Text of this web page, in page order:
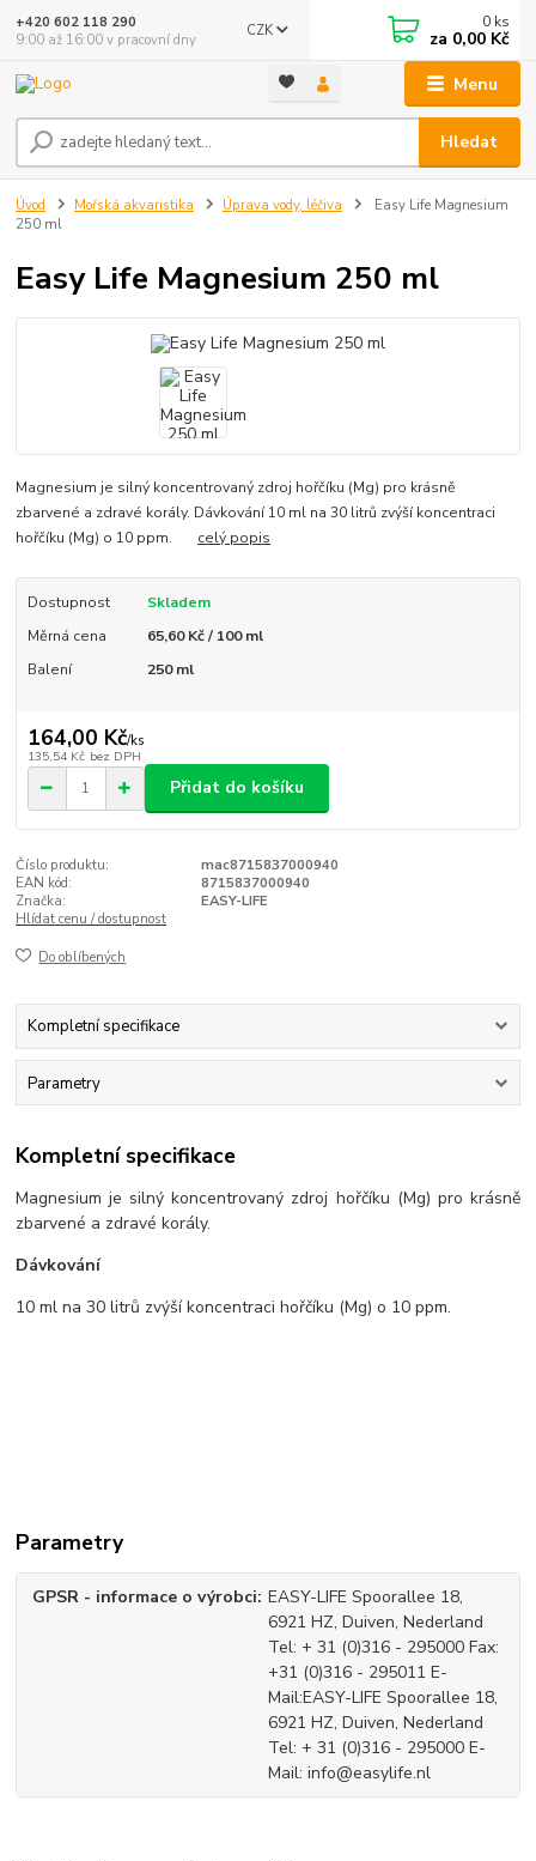
Menu
CZK
Hledat
+420 602 118 290
9:00 až 16:00 v pracovní dny
0 ks
za 0,00 Kč
Úvod Mořská akvaristika Úprava vody, léčiva
Easy Life Magnesium
250 ml
Easy Life Magnesium 250 ml
Magnesium je silný koncentrovaný zdroj hořčíku (Mg) pro krásně
zbarvené a zdravé korály. Dávkování 10 ml na 30 litrů zvýší koncentraci
hořčíku (Mg) o 10 ppm. celý popis
Dostupnost
Skladem
Měrná cena
65,60 Kč / 100 ml
Balení
250 ml
164,00 Kč/ks
135,54 Kč bez DPH
Přidat do košíku
Číslo produktu:
mac8715837000940
EAN kód:
8715837000940
Značka:
EASY-LIFE
Hlídat cenu / dostupnost
Do oblíbených
Kompletní specifikace
Parametry
Kompletní specifikace
Magnesium je silný koncentrovaný zdroj hořčíku (Mg) pro krásně
zbarvené a zdravé korály.
Dávkování
10 ml na 30 litrů zvýší koncentraci hořčíku (Mg) o 10 ppm.
Parametry
GPSR - informace o výrobci EASY-LIFE Spoorallee 18,
6921 HZ, Duiven, Nederland
Tel: + 31 (0)316 - 295000 Fax:
+31 (0)316 - 295011 E-
Mail:EASY-LIFE Spoorallee 18,
6921 HZ, Duiven, Nederland
Tel: + 31 (0)316 - 295000 E-
Mail: info@easylife.nl